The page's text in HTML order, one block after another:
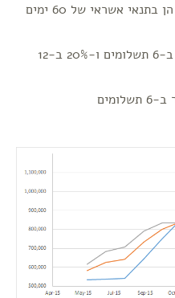
כחול: 50% מעסקאות החברה הן בתנאי אשראי של 60 ימים
כתום: 50% ב-60 ימים, 30% ב-6 תשלומים ו-20% ב-12